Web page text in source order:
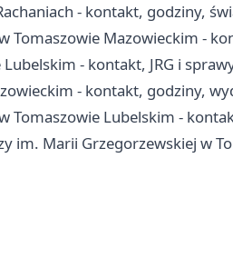
- kontakt, godziny,
Tomaszowie Mazowieckim -
- kontakt, JRG i
- kontakt, godziny,
Tomaszowie Lubelskim -
im. Marii Grzegorzewskiej w